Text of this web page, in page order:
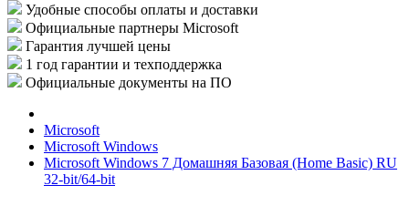
Удобные способы оплаты и доставки
Официальные партнеры Microsoft
Гарантия лучшей цены
1 год гарантии и техподдержка
Официальные документы на ПО
Microsoft
Microsoft Windows
Microsoft Windows 7 Домашняя Базовая (Home Basic) RU
32-bit/64-bit